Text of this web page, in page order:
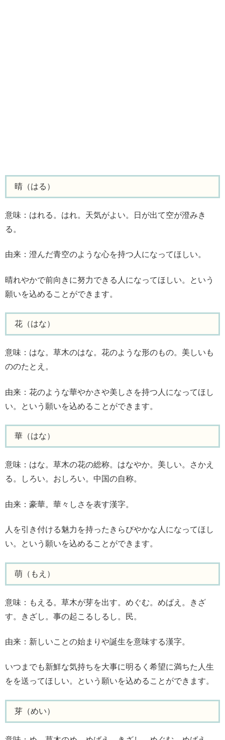
晴（はる）
意味：はれる。はれ。天気がよい。日が出て空が澄みき
る。
由来：澄んだ青空のような心を持つ人になってほしい。
晴れやかで前向きに努力できる人になってほしい。という
願いを込めることができます。
花（はな）
意味：はな。草木のはな。花のような形のもの。美しいも
ののたとえ。
由来：花のような華やかさや美しさを持つ人になってほし
い。という願いを込めることができます。
華（はな）
意味：はな。草木の花の総称。はなやか。美しい。さかえ
る。しろい。おしろい。中国の自称。
由来：豪華。華々しさを表す漢字。
人を引き付ける魅力を持ったきらびやかな人になってほし
い。という願いを込めることができます。
萌（もえ）
意味：もえる。草木が芽を出す。めぐむ。めばえ。きざ
す。きざし。事の起こるしるし。民。
由来：新しいことの始まりや誕生を意味する漢字。
いつまでも新鮮な気持ちを大事に明るく希望に満ちた人生
をを送ってほしい。という願いを込めることができます。
芽（めい）